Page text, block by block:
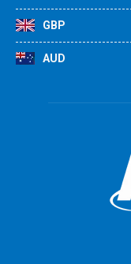
GBP
AUD